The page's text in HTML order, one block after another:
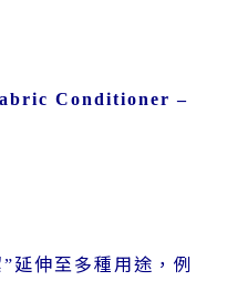
Conditioner –
”延伸至多種用途，例